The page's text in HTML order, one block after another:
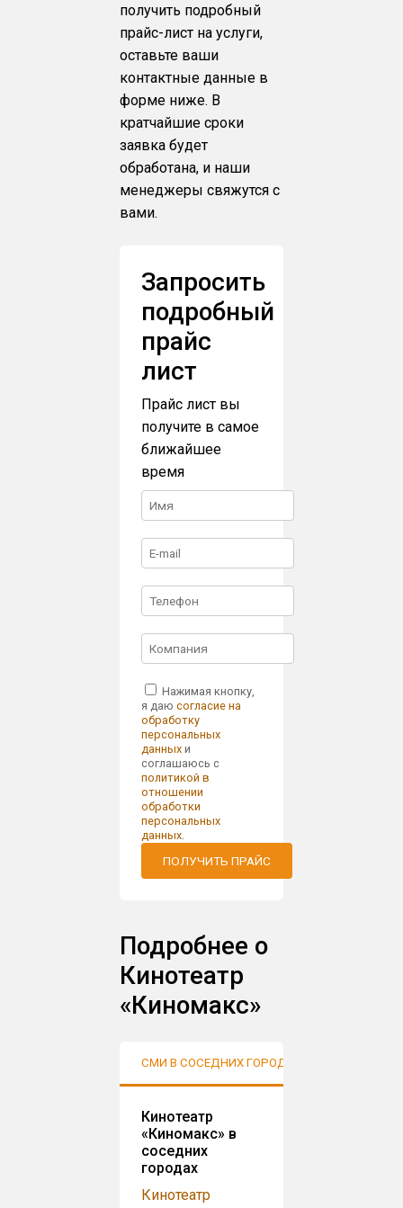
получить подробный
прайс-лист на услуги,
оставьте ваши
контактные данные в
форме ниже. В
кратчайшие сроки
заявка будет
обработана, и наши
менеджеры свяжутся с
вами.
Запросить
подробный
прайс
лист
Прайс лист вы
получите в самое
ближайшее
время
Нажимая кнопку,
я даюсогласие на
обработку
персональных
данных и
соглашаюсь с
политикой в
отношении
обработки
персональных
данных
ПОЛУЧИТЬ ПРАЙС
Подробнее о
Кинотеатр
«Киномакс»
СМИ В СОСЕДНИХ ГОРОДАХ
Кинотеатр
«Киномакс» в
соседних
городах
Кинотеатр